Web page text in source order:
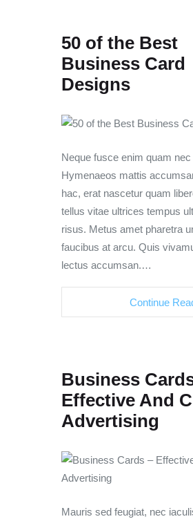
50 of the Best
Business Card
Designs
Neque fusce enim quam
Hymenaeos mattis
hac, erat nascetur quam
tellus vitae ultrices tempus
risus. Metus amet pharetra
faucibus at arcu. Quis
lectus accumsan.…
Continue
Business
Effective And
Advertising
Mauris sed feugiat, nec